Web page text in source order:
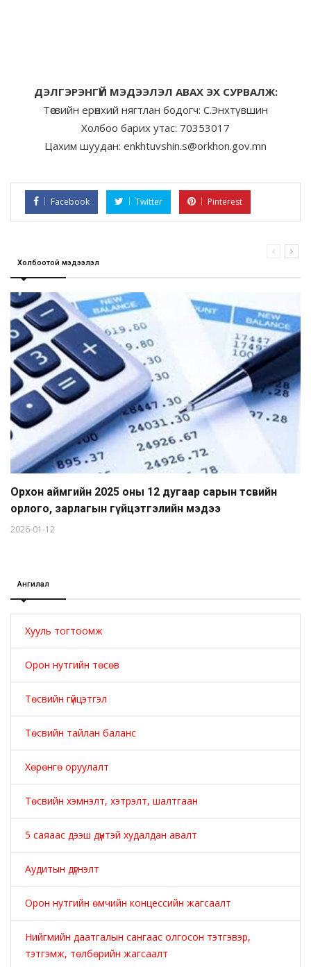
ДЭЛГЭРЭНГҮЙ МЭДЭЭЛЭЛ АВАХ ЭХ СУРВАЛЖ:
Төсвийн ерөнхий нягтлан бодогч: С.Энхтүвшин
Холбоо барих утас: 70353017
Цахим шуудан: enkhtuvshin.s@orkhon.gov.mn
Facebook Twitter Pinterest
Холбоотой мэдээлэл
Орхон аймгийн 2025 оны 12 дугаар сарын төсвийн
орлого, зарлагын гүйцэтгэлийн мэдээ
2026-01-12
Ангилал
Хууль тогтоомж
Орон нутгийн төсөв
Төсвийн гүйцэтгэл
Төсвийн тайлан баланс
Хөрөнгө оруулалт
Төсвийн хэмнэлт, хэтрэлт, шалтгаан
5 саяаас дээш дүнтэй худалдан авалт
Аудитын дүгнэлт
Орон нутгийн өмчийн концессийн жагсаалт
Нийгмийн даатгалын сангаас олгосон тэтгэвэр,
тэтгэмж, төлбөрийн жагсаалт